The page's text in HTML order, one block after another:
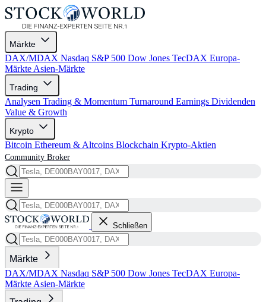
Märkte
DAX/MDAX Nasdaq S&P 500 Dow Jones TecDAX Europa-
Märkte Asien-Märkte
Trading
Analysen Trading & Momentum Turnaround Earnings Dividenden
Value & Growth
Krypto
Bitcoin Ethereum & Altcoins Blockchain Krypto-Aktien
Community Broker
Schließen
Märkte
DAX/MDAX Nasdaq S&P 500 Dow Jones TecDAX Europa-
Märkte Asien-Märkte